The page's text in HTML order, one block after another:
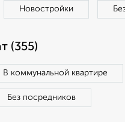
Новостройки
(355)
В коммунальной квартире
Без посредников